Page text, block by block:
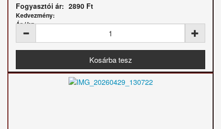
Fogyasztói ár: 2890 Ft
Kedvezmény:
Ár / kg: